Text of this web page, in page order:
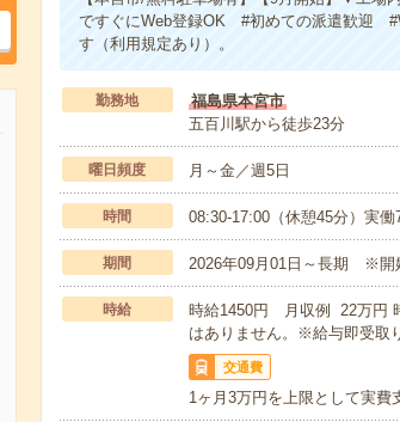
ですぐにWeb登録OK #初めての派遣歓迎
す（利用規定あり）。
勤務地
福島県本宮市
五百川駅から徒歩23分
曜日頻度 月～金／週5日
時間 08:30-17:00（休憩45分）実働
期間 2026年09月01日～長期 ※
時給
時給1450円 月収例 22万円
はありません。※給与即受取
交通費
1ヶ月3万円を上限として実費